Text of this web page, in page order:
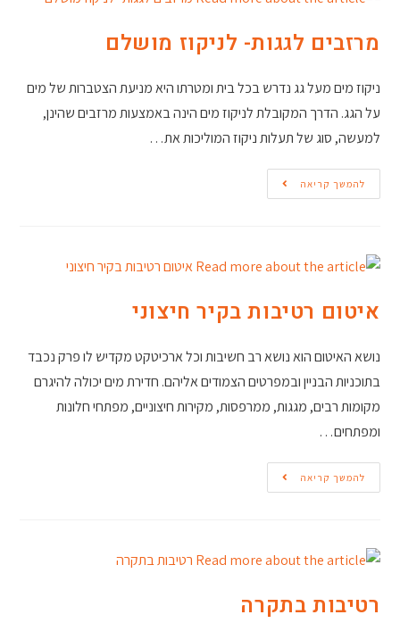
מרזבים לגגות- לניקוז מושלם
ניקוז מים מעל גג נדרש בכל בית ומטרתו היא מניעת הצטברות של מים
על הגג. הדרך המקובלת לניקוז מים הינה באמצעות מרזבים שהינן,
למעשה, סוג של תעלות ניקוז המוליכות את…
להמשך קריאה
איטום רטיבות בקיר חיצוני
נושא האיטום הוא נושא רב חשיבות וכל ארכיטקט מקדיש לו פרק נכבד
בתוכניות הבניין ובמפרטים הצמודים אליהם. חדירת מים יכולה להיגרם
מקומות רבים, מגגות, ממרפסות, מקירות חיצוניים, מפתחי חלונות
ומפתחים…
להמשך קריאה
רטיבות בתקרה